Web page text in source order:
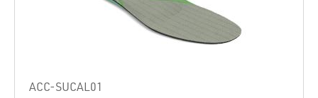
ACC-SUCAL01